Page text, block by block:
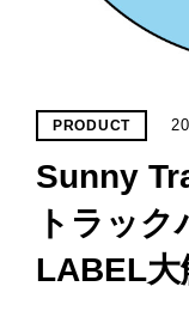
PRODUCT
Sunny
トラッ
LABEL